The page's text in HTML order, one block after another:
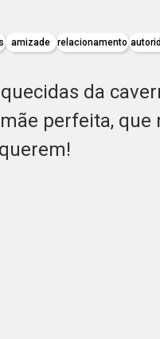
amizade relacionamento
da
perfeita, que